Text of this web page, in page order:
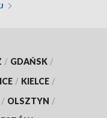
/ GDAŃSK /
/ KIELCE /
/ OLSZTYN /